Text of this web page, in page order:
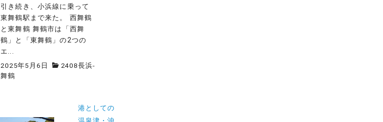
引き続き、小浜線に乗って
東舞鶴駅まで来た。 西舞鶴
と東舞鶴 舞鶴市は「西舞
鶴」と「東舞鶴」の2つの
エ...
2025年5月6日
2408長浜-
舞鶴
港としての